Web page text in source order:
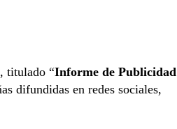
titulado “Informe de Publicidad
difundidas en redes sociales,